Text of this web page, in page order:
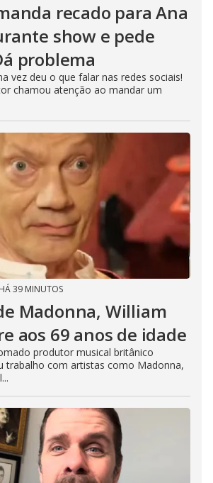
recado para Ana
show e pede
problema
vez deu o que falar nas redes sociais!
chamou atenção ao mandar um
HÁ 39 MINUTOS
Madonna, William
aos 69 anos de idade
produtor musical britânico
trabalho com artistas como Madonna,